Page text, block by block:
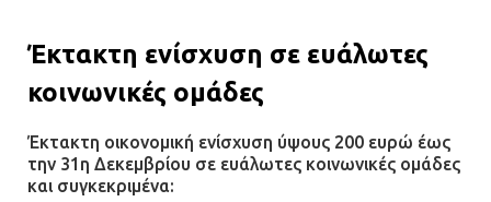
Έκτακτη ενίσχυση σε ευάλωτες
κοινωνικές ομάδες
Έκτακτη οικονομική ενίσχυση ύψους 200 ευρώ έως
την 31η Δεκεμβρίου σε ευάλωτες κοινωνικές ομάδες
και συγκεκριμένα: